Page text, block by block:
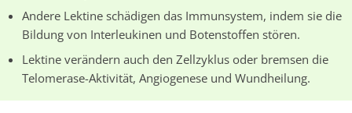
Andere Lektine schädigen das Immunsystem, indem sie die
Bildung von Interleukinen und Botenstoffen stören.
Lektine verändern auch den Zellzyklus oder bremsen die
Telomerase-Aktivität, Angiogenese und Wundheilung.